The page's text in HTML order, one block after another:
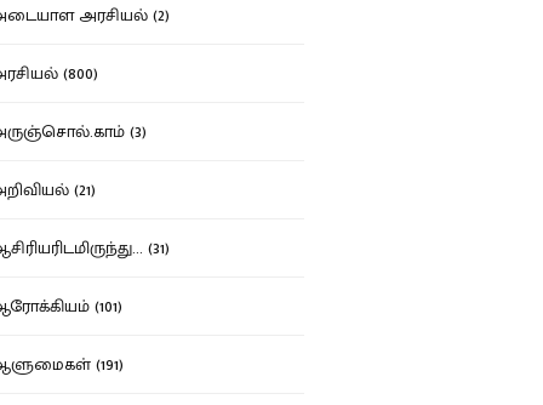
அரசியல் (2)
(800)
(3)
(21)
(31)
(101)
(191)